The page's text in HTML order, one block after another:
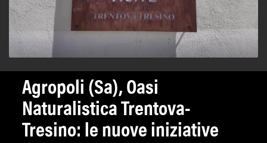
Agropoli (Sa), Oasi
Naturalistica Trentova-
Tresino: le nuove iniziative